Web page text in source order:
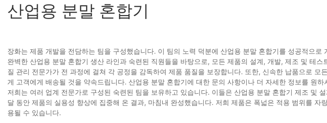
산업용 분말 혼합기
장화는 제품 개발을 전담하는 팀을 구성했습니다. 이 팀의 노력 덕분에 산업용 분말 혼합기를 성공적으로
완벽한 산업용 분말 혼합기 생산 라인과 숙련된 직원들을 바탕으로, 모든 제품의 설계, 개발, 제조 및 테
질 관리 전문가가 전 과정에 걸쳐 각 공정을 감독하여 제품 품질을 보장합니다. 또한, 신속한 납품으로 모
게 고객에게 배송될 것을 약속드립니다. 산업용 분말 혼합기에 대한 문의 사항이나 더 자세한 정보를 원
저희는 여러 업계 전문가로 구성된 숙련된 팀을 보유하고 있습니다. 이들은 산업용 분말 혼합기 제조 및
달 동안 제품의 실용성 향상에 집중해 온 결과, 마침내 완성했습니다. 저희 제품은 폭넓은 적용 범위를 자
용될 수 있습니다.